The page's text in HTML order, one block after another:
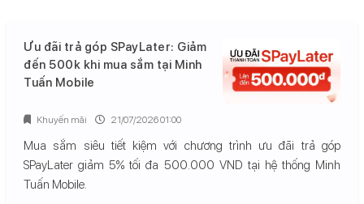
Ưu đãi trả góp SPayLater: Giảm
đến 500k khi mua sắm tại Minh
Tuấn Mobile
Mua sắm siêu tiết kiệm với chương trình ưu đãi trả góp
SPayLater giảm 5% tối đa 500.000 VND tại hệ thống Minh
Tuấn Mobile.
Khuyến mãi 21/07/2026 01:00